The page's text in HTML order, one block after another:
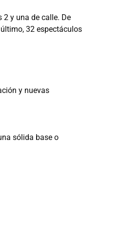
2 y una de calle. De
32 espectáculos
y nuevas
sólida base o